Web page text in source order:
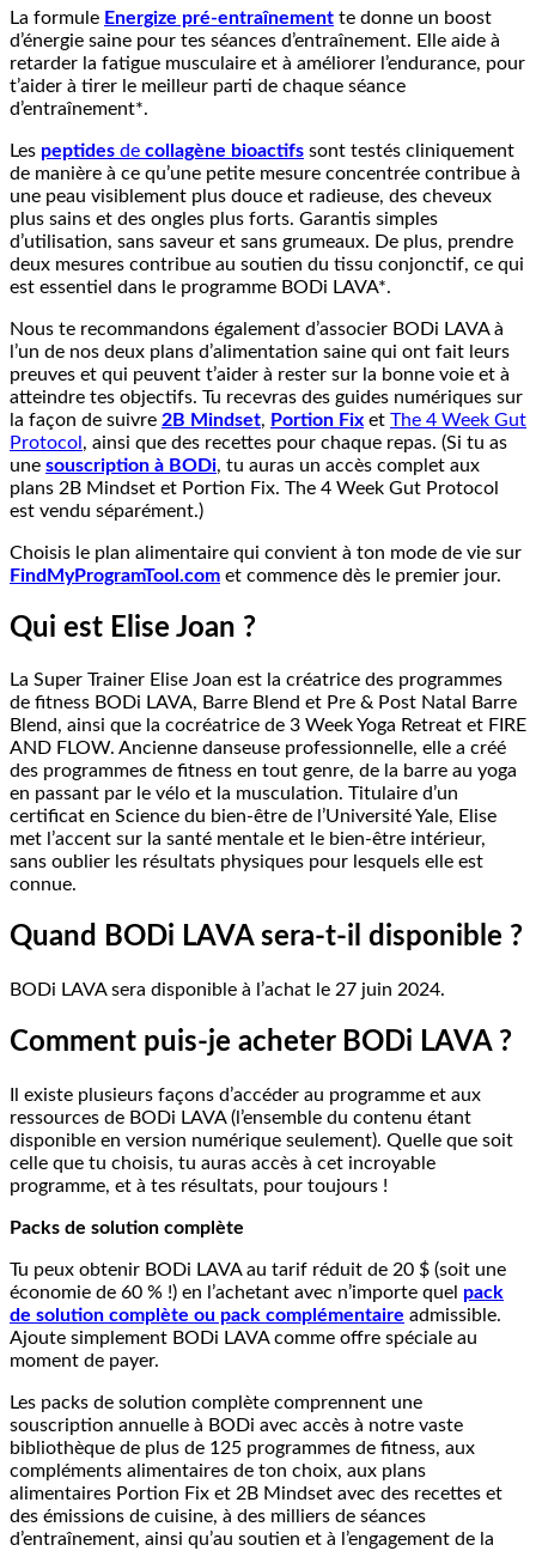
La formule Energize pré-entraînement te donne un boost
d’énergie saine pour tes séances d’entraînement. Elle aide à
retarder la fatigue musculaire et à améliorer l’endurance, pour
t’aider à tirer le meilleur parti de chaque séance
d’entraînement*.
Les peptides de collagène bioactifs sont testés cliniquement
de manière à ce qu’une petite mesure concentrée contribue à
une peau visiblement plus douce et radieuse, des cheveux
plus sains et des ongles plus forts. Garantis simples
d’utilisation, sans saveur et sans grumeaux. De plus, prendre
deux mesures contribue au soutien du tissu conjonctif, ce qui
est essentiel dans le programme BODi LAVA*.
Nous te recommandons également d’associer BODi LAVA à
l’un de nos deux plans d’alimentation saine qui ont fait leurs
preuves et qui peuvent t’aider à rester sur la bonne voie et à
atteindre tes objectifs. Tu recevras des guides numériques sur
la façon de suivre 2B Mindset, Portion Fix et The 4 Week Gut
Protocol , ainsi que des recettes pour chaque repas. (Si tu as
une souscription à BODi, tu auras un accès complet aux
plans 2B Mindset et Portion Fix. The 4 Week Gut Protocol
est vendu séparément.)
Choisis le plan alimentaire qui convient à ton mode de vie sur
FindMyProgramTool.com et commence dès le premier jour.
Qui est Elise Joan ?
La Super Trainer Elise Joan est la créatrice des programmes
de fitness BODi LAVA, Barre Blend et Pre & Post Natal Barre
Blend, ainsi que la cocréatrice de 3 Week Yoga Retreat et FIRE
AND FLOW. Ancienne danseuse professionnelle, elle a créé
des programmes de fitness en tout genre, de la barre au yoga
en passant par le vélo et la musculation. Titulaire d’un
certificat en Science du bien-être de l’Université Yale, Elise
met l’accent sur la santé mentale et le bien-être intérieur,
sans oublier les résultats physiques pour lesquels elle est
connue.
Quand BODi LAVA sera-t-il disponible ?
BODi LAVA sera disponible à l’achat le 27 juin 2024.
Comment puis-je acheter BODi LAVA ?
Il existe plusieurs façons d’accéder au programme et aux
ressources de BODi LAVA (l’ensemble du contenu étant
disponible en version numérique seulement). Quelle que soit
celle que tu choisis, tu auras accès à cet incroyable
programme, et à tes résultats, pour toujours !
Packs de solution complète
Tu peux obtenir BODi LAVA au tarif réduit de 20 $ (soit une
économie de 60 % !) en l’achetant avec n’importe quel pack
de solution complète ou pack complémentaire admissible.
Ajoute simplement BODi LAVA comme offre spéciale au
moment de payer.
Les packs de solution complète comprennent une
souscription annuelle à BODi avec accès à notre vaste
bibliothèque de plus de 125 programmes de fitness, aux
compléments alimentaires de ton choix, aux plans
alimentaires Portion Fix et 2B Mindset avec des recettes et
des émissions de cuisine, à des milliers de séances
d’entraînement, ainsi qu’au soutien et à l’engagement de la